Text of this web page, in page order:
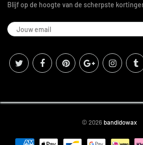
Blijf op de hoogte van de scherpste
© 2026 bandidowax